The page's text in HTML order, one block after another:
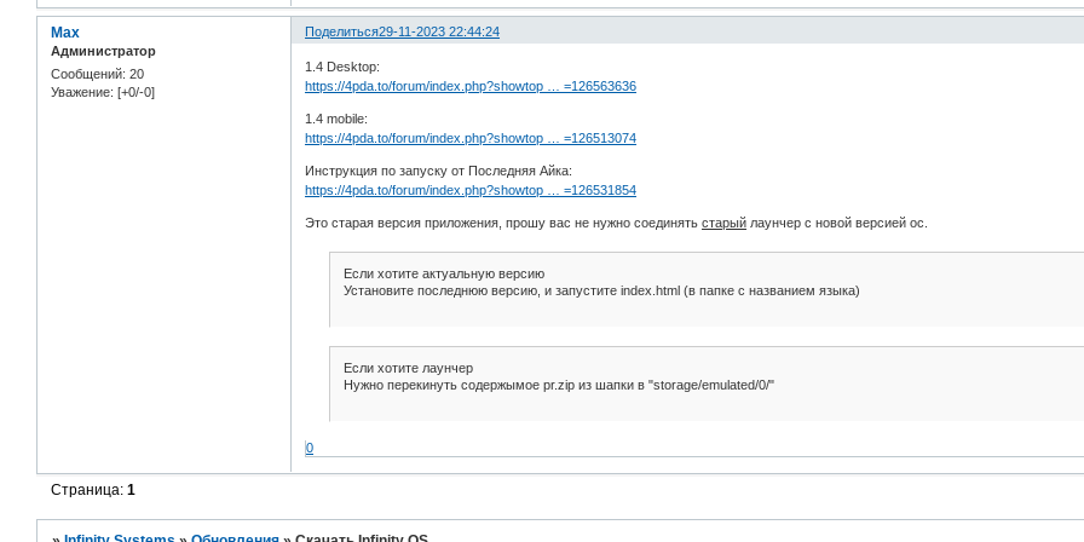
Поделиться29-11-2023 22:44:24
Max
Администратор
Сообщений: 20
Уважение: [+0/-0]
1.4 Desktop:
https://4pda.to/forum/index.php?showtop … =126563636
1.4 mobile:
https://4pda.to/forum/index.php?showtop … =126513074
Инструкция по запуску от Последняя Айка:
https://4pda.to/forum/index.php?showtop … =126531854
Это старая версия приложения, прошу вас не нужно соединятьстарый лаунчер с новой версией ос.
Если хотите актуальную версию
Установите последнюю версию, и запустите index.html (в папке с названием языка)
Если хотите лаунчер
Нужно перекинуть содержымое pr.zip из шапки в "storage/emulated/0/"
0
Страница:1